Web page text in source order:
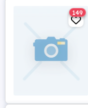
149